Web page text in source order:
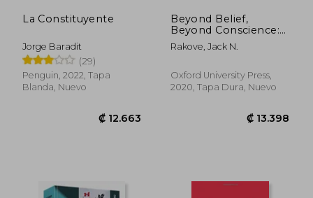
La Constituyente
Jorge Baradit
(29)
Penguin, 2022, Tapa
Blanda, Nuevo
Beyond Belief,
Beyond Conscience:
The Radical
Significance of the
Religion (Inalienable
Rights) (en Inglés)
Rakove, Jack N.
Oxford University Press,
2020, Tapa Dura, Nuevo